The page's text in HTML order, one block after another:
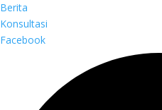
Berita
Konsultasi
Facebook